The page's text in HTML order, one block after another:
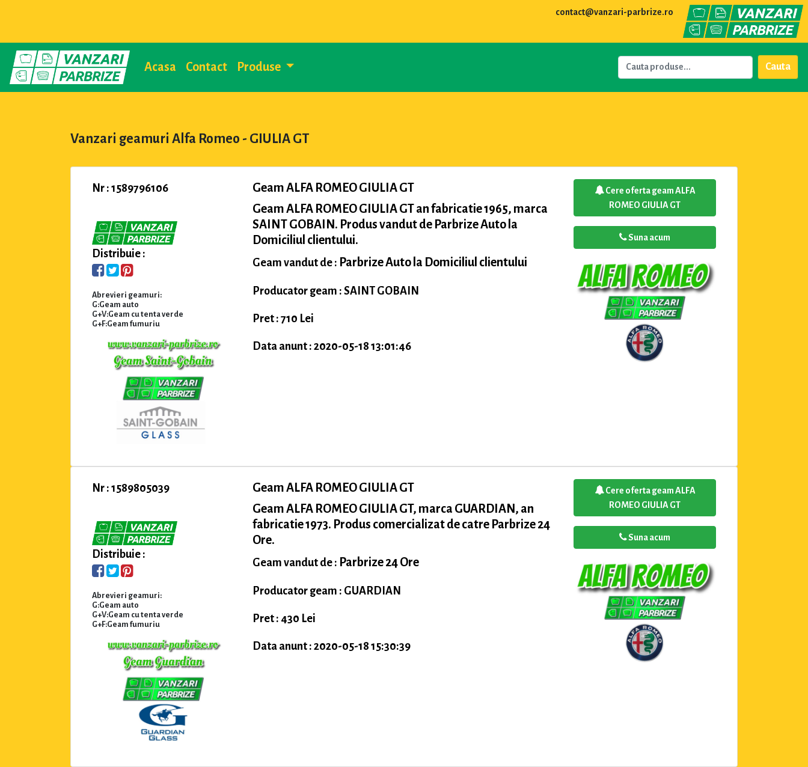
contact@vanzari-parbrize.ro
Acasa Contact Produse Cauta
Vanzari geamuri Alfa Romeo - GIULIA GT
Nr : 1589796106
Distribuie :
Abrevieri geamuri:
G:Geam auto
G+V:Geam cu tenta verde
G+F:Geam fumuriu
Geam ALFA ROMEO GIULIA GT
Geam ALFA ROMEO GIULIA GT an fabricatie 1965, marca
SAINT GOBAIN. Produs vandut de Parbrize Auto la
Domiciliul clientului.
Geam vandut de : Parbrize Auto la Domiciliul clientului
Producator geam : SAINT GOBAIN
Pret : 710 Lei
Data anunt : 2020-05-18 13:01:46
Cere oferta geam ALFA
ROMEO GIULIA GT
Suna acum
Nr : 1589805039
Distribuie :
Abrevieri geamuri:
G:Geam auto
G+V:Geam cu tenta verde
G+F:Geam fumuriu
Geam ALFA ROMEO GIULIA GT
Geam ALFA ROMEO GIULIA GT, marca GUARDIAN, an
fabricatie 1973. Produs comercializat de catre Parbrize 24
Ore.
Geam vandut de : Parbrize 24 Ore
Producator geam : GUARDIAN
Pret : 430 Lei
Data anunt : 2020-05-18 15:30:39
Cere oferta geam ALFA
ROMEO GIULIA GT
Suna acum